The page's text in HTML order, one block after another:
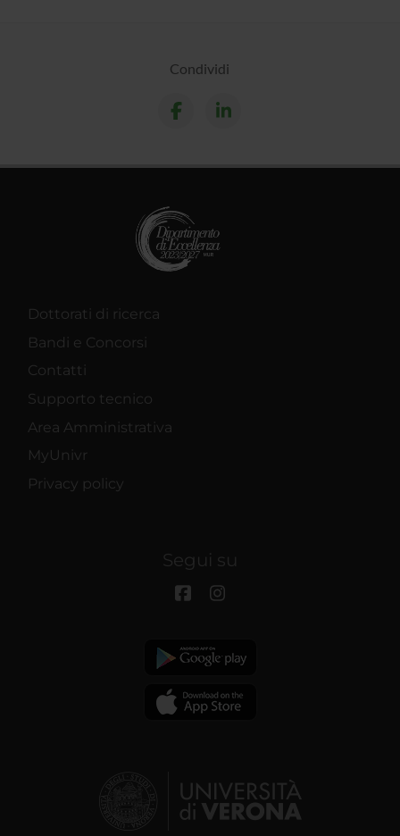
Condividi
Dottorati di ricerca
Bandi e Concorsi
Contatti
Supporto tecnico
Area Amministrativa
MyUnivr
Privacy policy
Segui su